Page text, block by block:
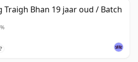
Traigh Bhan 19 jaar oud / Batch